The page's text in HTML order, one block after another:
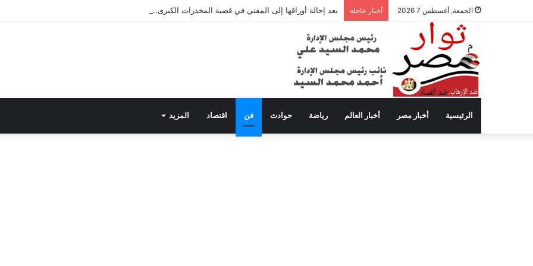
الجمعة, أغسطس 7 2026 أخبار عاجلة بعد إحالة أوراقها إلى المفتي في قضية المخدرات الكبرى.. من هي سارة خليفة؟
الرئيسية أخبار مصر أخبار العالم رياضة حوادث فن اقتصاد المزيد